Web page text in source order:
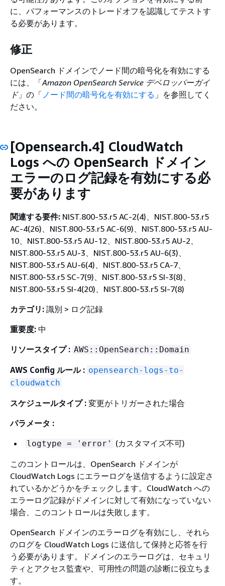
に、パフォーマンスのトレードオフを認識してテストす
る必要があります。
修正
OpenSearch ドメインでノード間の暗号化を有効にする
には、「Amazon OpenSearch Service デベロッパーガイ
ド」の「 ノード間の暗号化を有効にする 」を参照してく
ださい。
[Opensearch.4] CloudWatch
Logs への OpenSearch ドメイン
エラーのログ記録を有効にする必
要があります
関連する要件: NIST.800-53.r5 AC-2(4)、NIST.800-53.r5
AC-4(26)、NIST.800-53.r5 AC-6(9)、NIST.800-53.r5 AU-
10、NIST.800-53.r5 AU-12、NIST.800-53.r5 AU-2、
NIST.800-53.r5 AU-3、NIST.800-53.r5 AU-6(3)、
NIST.800-53.r5 AU-6(4)、NIST.800-53.r5 CA-7、
NIST.800-53.r5 SC-7(9)、NIST.800-53.r5 SI-3(8)、
NIST.800-53.r5 SI-4(20)、NIST.800-53.r5 SI-7(8)
カテゴリ: 識別 > ログ記録
重要度: 中
リソースタイプ : AWS::OpenSearch::Domain
AWS Config ルール : opensearch-logs-to-
cloudwatch
スケジュールタイプ : 変更がトリガーされた場合
パラメータ :
logtype = 'error' (カスタマイズ不可)
このコントロールは、OpenSearch ドメインが
CloudWatch Logs にエラーログを送信するように設定さ
れているかどうかをチェックします。CloudWatch への
エラーログ記録がドメインに対して有効になっていない
場合、このコントロールは失敗します。
OpenSearch ドメインのエラーログを有効にし、それら
のログを CloudWatch Logs に送信して保持と応答を行
う必要があります。ドメインのエラーログは、セキュリ
ティとアクセス監査や、可用性の問題の診断に役立ちま
す。